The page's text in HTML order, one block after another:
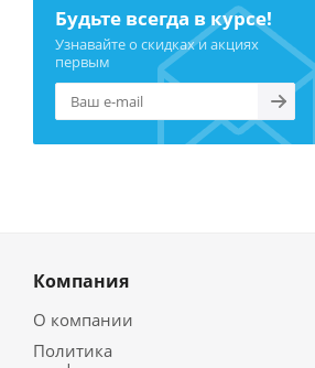
Будьте всегда в курсе!
Узнавайте о скидках и акциях
первым
Компания
О компании
Политика